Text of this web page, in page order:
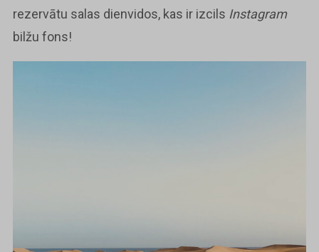
rezervātu salas dienvidos, kas ir izcils Instagram
bilžu fons!